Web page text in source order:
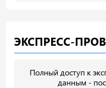
ЭКСПРЕСС-
Полный доступ к
данным -